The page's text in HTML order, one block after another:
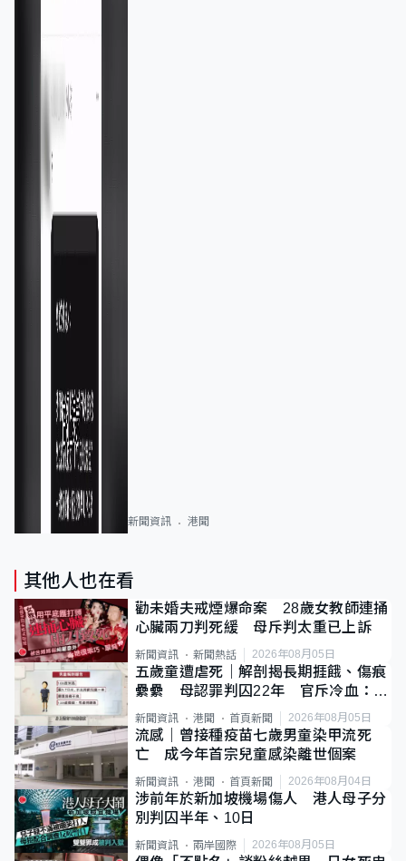
新聞資訊 港聞
其他人也在看
勸未婚夫戒煙爆命案 28歲女教師連捅
心臟兩刀判死緩 母斥判太重已上訴
新聞資訊 新聞熱話 2026年08月05日
五歲童遭虐死｜解剖揭長期捱餓、傷痕
纍纍 母認罪判囚22年 官斥冷血：同
類案最惡劣
新聞資訊 港聞 首頁新聞 2026年08月05日
流感｜曾接種疫苗七歲男童染甲流死
亡 成今年首宗兒童感染離世個案
新聞資訊 港聞 首頁新聞 2026年08月04日
涉前年於新加坡機場傷人 港人母子分
別判囚半年、10日
新聞資訊 兩岸國際 2026年08月05日